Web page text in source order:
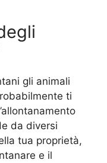
gli animali
ti
da diversi
tua proprietà,
e il